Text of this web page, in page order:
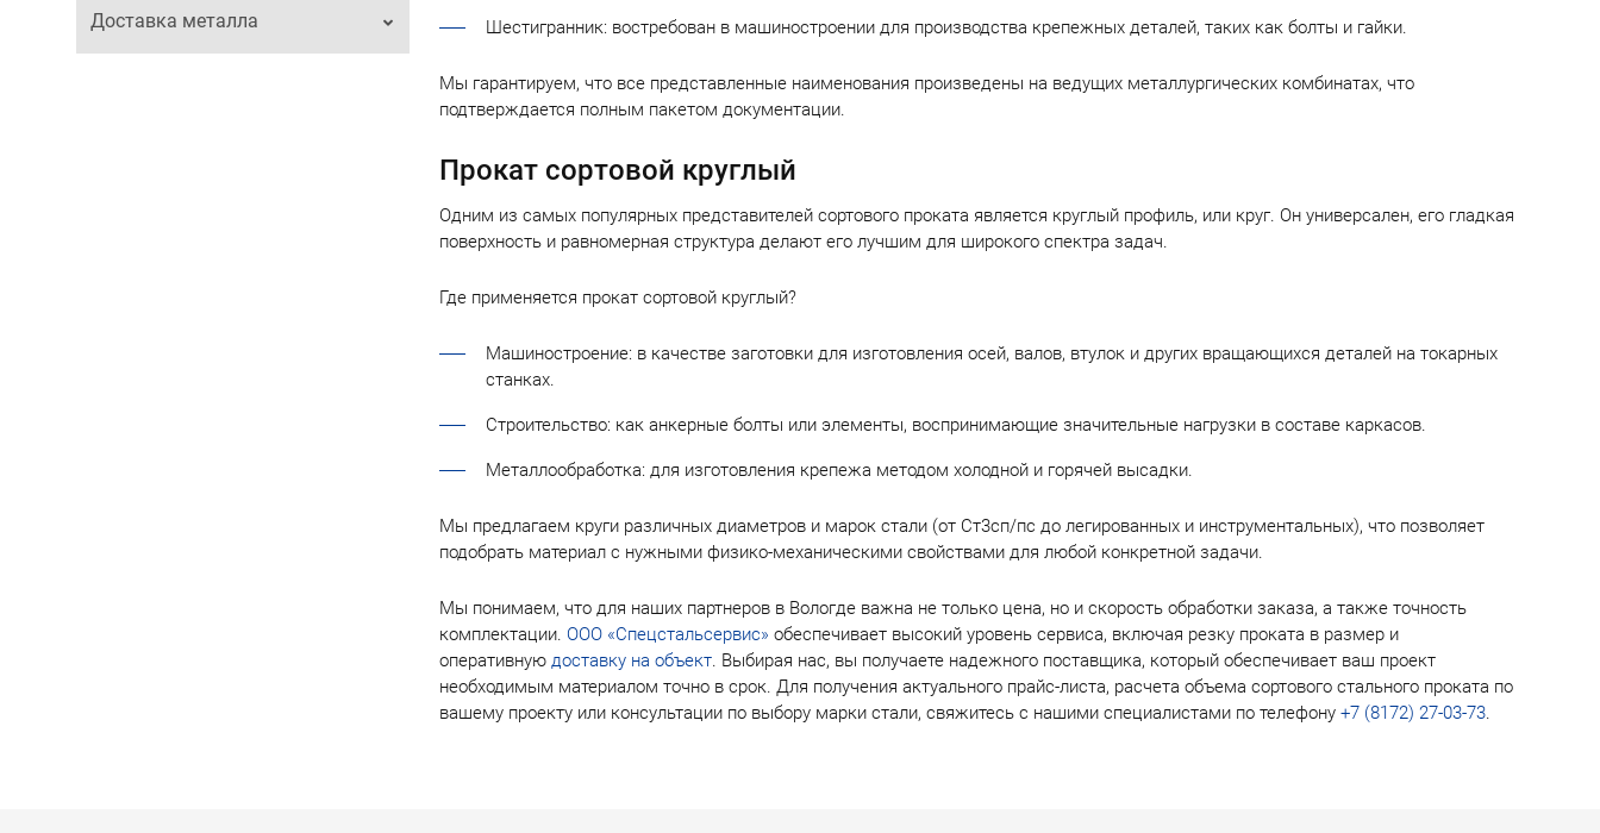
Доставка металла Шестигранник: востребован в машиностроении для производства крепежных деталей, таких как болты и гайки.
Мы гарантируем, что все представленные наименования произведены на ведущих металлургических комбинатах, что
подтверждается полным пакетом документации.
Прокат сортовой круглый
Одним из самых популярных представителей сортового проката является круглый профиль, или круг. Он универсален, его гладкая
поверхность и равномерная структура делают его лучшим для широкого спектра задач.
Где применяется прокат сортовой круглый?
Машиностроение: в качестве заготовки для изготовления осей, валов, втулок и других вращающихся деталей на токарных
станках.
Строительство: как анкерные болты или элементы, воспринимающие значительные нагрузки в составе каркасов.
Металлообработка: для изготовления крепежа методом холодной и горячей высадки.
Мы предлагаем круги различных диаметров и марок стали (от Ст3сп/пс до легированных и инструментальных), что позволяет
подобрать материал с нужными физико-механическими свойствами для любой конкретной задачи.
Мы понимаем, что для наших партнеров в Вологде важна не только цена, но и скорость обработки заказа, а также точность
комплектации. ООО «Спецстальсервис» обеспечивает высокий уровень сервиса, включая резку проката в размер и
оперативную доставку на объект. Выбирая нас, вы получаете надежного поставщика, который обеспечивает ваш проект
необходимым материалом точно в срок. Для получения актуального прайс-листа, расчета объема сортового стального проката по
вашему проекту или консультации по выбору марки стали, свяжитесь с нашими специалистами по телефону +7 (8172) 27-03-73.